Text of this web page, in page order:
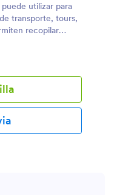
utilizar para
transporte, tours,
recopilar
localización,
de sugerencias y